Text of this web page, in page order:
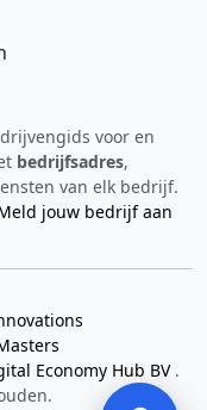
voor en
bedrijfsadres,
van elk bedrijf.
jouw bedrijf aan
Economy Hub BV .
Verstuur